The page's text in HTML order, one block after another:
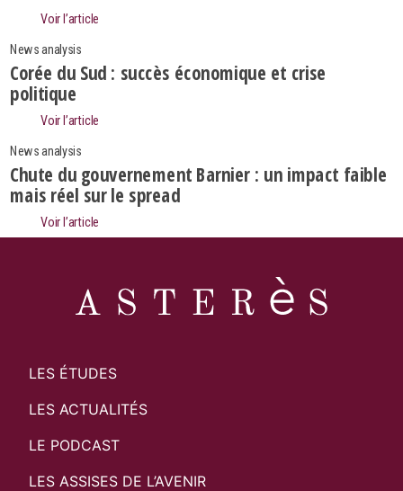
Voir l’article
News analysis
Corée du Sud : succès économique et crise
politique
Voir l’article
News analysis
Chute du gouvernement Barnier : un impact faible
mais réel sur le spread
Voir l’article
LES ÉTUDES
LES ACTUALITÉS
LE PODCAST
LES ASSISES DE L’AVENIR
Search